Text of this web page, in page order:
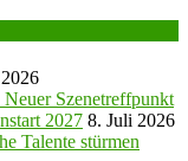
Szenetreffpunkt
2027 8. Juli 2026
Talente stürmen